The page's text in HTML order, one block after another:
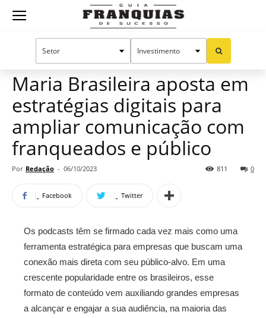
Guia
Sucesso
Mercado de franquias
Maria Brasileira aposta em
estratégias digitais para
ampliar comunicação com
franqueados e público
Por Redação - 06/10/2023 0
811
Facebook Twitter
Os podcasts têm se firmado cada vez mais como uma
ferramenta estratégica para empresas que buscam uma
conexão mais direta com seu público-alvo. Em uma
crescente popularidade entre os brasileiros, esse
formato de conteúdo vem auxiliando grandes empresas
a alcançar e engajar a sua audiência, na maioria das